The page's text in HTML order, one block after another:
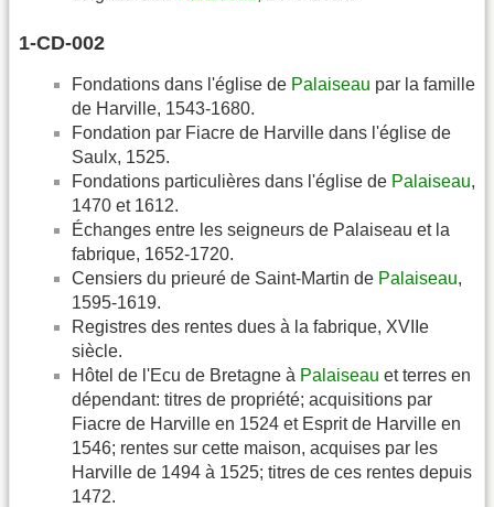
1-CD-002
Fondations dans l'église de Palaiseau par la famille
de Harville, 1543-1680.
Fondation par Fiacre de Harville dans l'église de
Saulx, 1525.
Fondations particulières dans l'église de Palaiseau,
1470 et 1612.
Échanges entre les seigneurs de Palaiseau et la
fabrique, 1652-1720.
Censiers du prieuré de Saint-Martin de Palaiseau,
1595-1619.
Registres des rentes dues à la fabrique, XVIIe
siècle.
Hôtel de l'Ecu de Bretagne à Palaiseau et terres en
dépendant: titres de propriété; acquisitions par
Fiacre de Harville en 1524 et Esprit de Harville en
1546; rentes sur cette maison, acquises par les
Harville de 1494 à 1525; titres de ces rentes depuis
1472.